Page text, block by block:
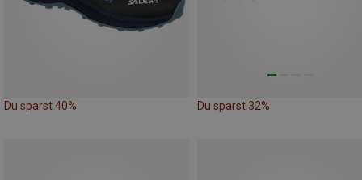
Du sparst 40% Du sparst 32%